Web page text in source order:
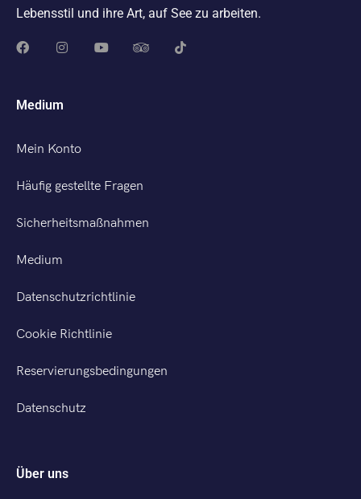
Lebensstil und ihre Art, auf See zu arbeiten.
Medium
Mein Konto
Häufig gestellte Fragen
Sicherheitsmaßnahmen
Medium
Datenschutzrichtlinie
Cookie Richtlinie
Reservierungsbedingungen
Datenschutz
Über uns